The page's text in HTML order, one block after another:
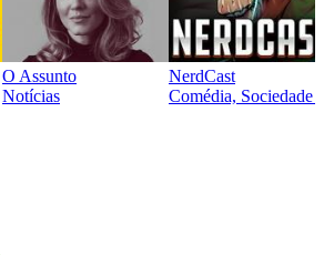
O Assunto
Notícias
NerdCast
Comédia, Sociedade